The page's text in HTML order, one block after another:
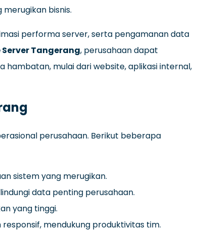
bisnis.
performa server, serta pengamanan data
Tangerang, perusahaan dapat
hambatan, mulai dari website, aplikasi internal,
perusahaan. Berikut beberapa
sistem yang merugikan.
data penting perusahaan.
yang tinggi.
mendukung produktivitas tim.